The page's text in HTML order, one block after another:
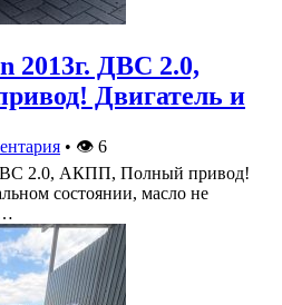
2013г. ДВС 2.0,
Двигатель и
• 👁 6
2.0, АКПП, Полный привод!
состоянии, масло не